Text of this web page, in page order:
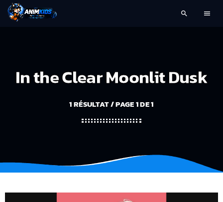
search menu
In the Clear Moonlit Dusk
1 RÉSULTAT / PAGE 1 DE 1